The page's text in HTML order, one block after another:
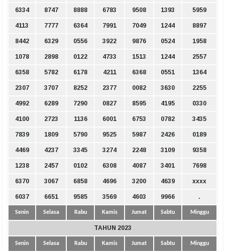
6334 8747 8888 6783 9508 1393 5959
4113 7777 6364 7991 7049 1244 8897
8442 6329 0556 3922 9876 0524 1958
1078 2898 0122 4733 1513 1244 2557
6358 5782 6178 4211 6368 0551 1364
2307 3707 8252 2377 0082 3630 2255
4992 6289 7290 0827 8595 4195 0330
4100 2723 1136 6001 6753 0782 3435
7839 1809 5790 9525 5987 2426 0189
4469 4237 3345 3274 2248 3109 9358
1238 2457 0102 6308 4087 3401 7698
6370 3067 6858 4696 3200 4639 xxxx
6037 6651 9585 3569 4603 9966 .
Senin Selasa Rabu Kamis Jumat Sabtu Minggu
TAHUN 2023
Senin Selasa Rabu Kamis Jumat Sabtu Minggu